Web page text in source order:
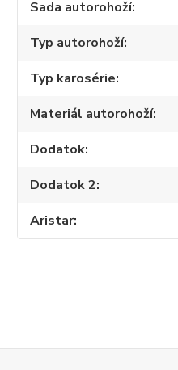
Sada autorohoží
Typ autorohoží
Typ karosérie
Materiál autorohoží
Dodatok
Dodatok 2
Aristar